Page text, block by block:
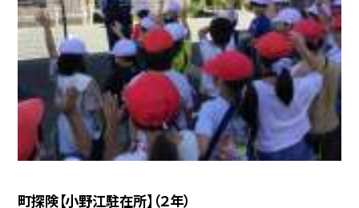
町探険【小野江駐在所】（２年）